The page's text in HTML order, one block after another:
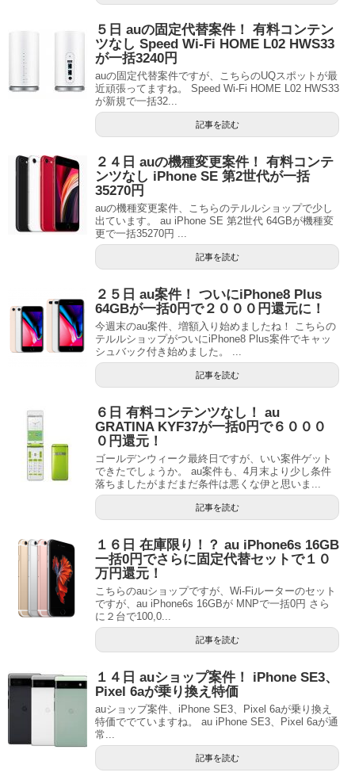
５日 auの固定代替案件！ 有料コンテン
ツなし Speed Wi-Fi HOME L02 HWS33
が一括3240円
auの固定代替案件ですが、こちらのUQスポットが最
近頑張ってますね。 Speed Wi-Fi HOME L02 HWS33
が新規で一括32...
記事を読む
２４日 auの機種変更案件！ 有料コンテ
ンツなし iPhone SE 第2世代が一括
35270円
auの機種変更案件、こちらのテルルショップで少し
出ています。 au iPhone SE 第2世代 64GBが機種変
更で一括35270円 ...
記事を読む
２５日 au案件！ ついにiPhone8 Plus
64GBが一括0円で２０００円還元に！
今週末のau案件、増額入り始めましたね！ こちらの
テルルショップがついにiPhone8 Plus案件でキャッ
シュバック付き始めました。 ...
記事を読む
６日 有料コンテンツなし！ au
GRATINA KYF37が一括0円で６０００
０円還元！
ゴールデンウィーク最終日ですが、いい案件ゲット
できたでしょうか。 au案件も、4月末より少し条件
落ちましたがまだまだ条件は悪くな伊と思いま...
記事を読む
１６日 在庫限り！？ au iPhone6s 16GB
一括0円でさらに固定代替セットで１０
万円還元！
こちらのauショップですが、Wi-Fiルーターのセット
ですが、au iPhone6s 16GBが MNPで一括0円 さら
に２台で100,0...
記事を読む
１４日 auショップ案件！ iPhone SE3、
Pixel 6aが乗り換え特価
auショップ案件、iPhone SE3、Pixel 6aが乗り換え
特価ででていますね。 au iPhone SE3、Pixel 6aが通
常...
記事を読む